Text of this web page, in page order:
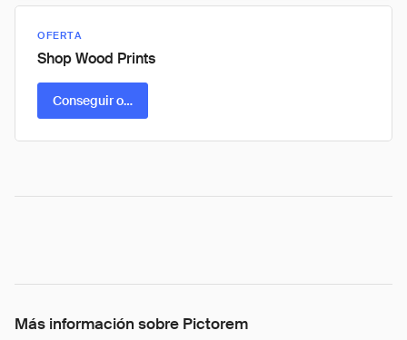
OFERTA
Shop Wood Prints
Conseguir oferta
Más información sobre Pictorem